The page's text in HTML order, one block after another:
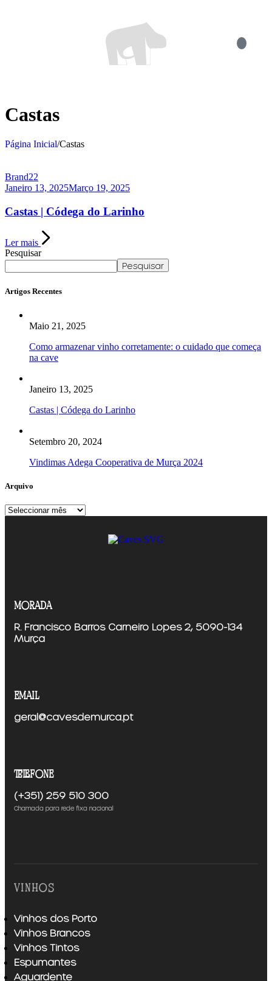
Castas
Página Inicial/Castas
Brand22
Janeiro 13, 2025Março 19, 2025
Castas | Códega do Larinho
Ler mais
Pesquisar
Pesquisar
Artigos Recentes
Maio 21, 2025
Como armazenar vinho corretamente: o cuidado que começa
na cave
Janeiro 13, 2025
Castas | Códega do Larinho
Setembro 20, 2024
Vindimas Adega Cooperativa de Murça 2024
Arquivo
morada
R. Francisco Barros Carneiro Lopes 2, 5090-134
Murça
email
geral@cavesdemurca.pt
telefone
(+351) 259 510 300
Chamada para rede fixa nacional
vinhos
Vinhos dos Porto
Vinhos Brancos
Vinhos Tintos
Espumantes
Aguardente